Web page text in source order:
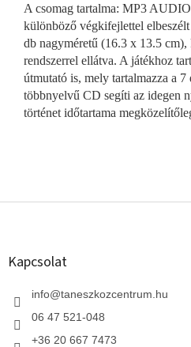
A csomag tartalma: MP3
különböző végkifejlettel
db nagyméretű (16.3 x 13.5
rendszerrel ellátva. A játékhoz
útmutató is, mely tartalmazza a 7
többnyelvű CD segíti az idegen
történet időtartama
L
Kapcsolat
info@taneszkozcentrum.hu
06 47 521-048
+36 20 667 7473